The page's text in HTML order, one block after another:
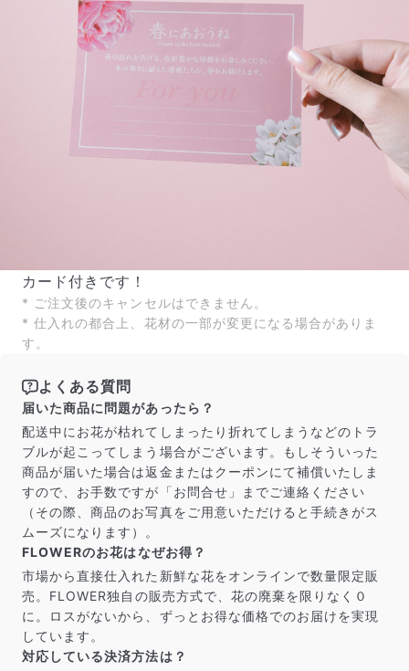
カード付きです！
* ご注文後のキャンセルはできません。
* 仕入れの都合上、花材の一部が変更になる場合がありま
す。
よくある質問
届いた商品に問題があったら？
配送中にお花が枯れてしまったり折れてしまうなどのトラ
ブルが起こってしまう場合がございます。もしそういった
商品が届いた場合は返金またはクーポンにて補償いたしま
すので、お手数ですが「お問合せ」までご連絡ください
（その際、商品のお写真をご用意いただけると手続きがス
ムーズになります）。
FLOWERのお花はなぜお得？
市場から直接仕入れた新鮮な花をオンラインで数量限定販
売。FLOWER独自の販売方式で、花の廃棄を限りなく０
に。ロスがないから、ずっとお得な価格でのお届けを実現
しています。
対応している決済方法は？